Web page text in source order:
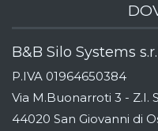
B&B Silo Systems
P.IVA 01964650384
Via M.Buonarroti 3 - Z.I.
44020 San Giovanni di